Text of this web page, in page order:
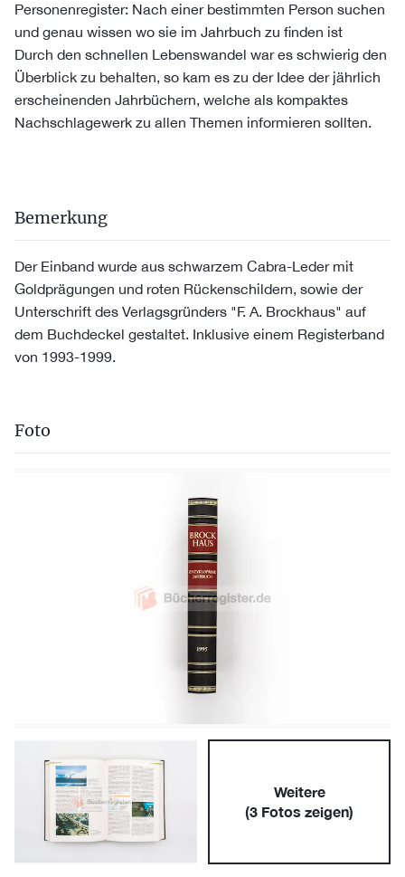
Personenregister: Nach einer bestimmten Person suchen
und genau wissen wo sie im Jahrbuch zu finden ist
Durch den schnellen Lebenswandel war es schwierig den
Überblick zu behalten, so kam es zu der Idee der jährlich
erscheinenden Jahrbüchern, welche als kompaktes
Nachschlagewerk zu allen Themen informieren sollten.
Bemerkung
Der Einband wurde aus schwarzem Cabra-Leder mit
Goldprägungen und roten Rückenschildern, sowie der
Unterschrift des Verlagsgründers "F. A. Brockhaus" auf
dem Buchdeckel gestaltet. Inklusive einem Registerband
von 1993-1999.
Foto
Weitere
(3 Fotos zeigen)